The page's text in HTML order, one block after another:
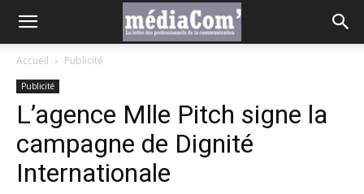
Accueil Publicité
Publicité
L’agence Mlle Pitch signe la
campagne de Dignité
Internationale